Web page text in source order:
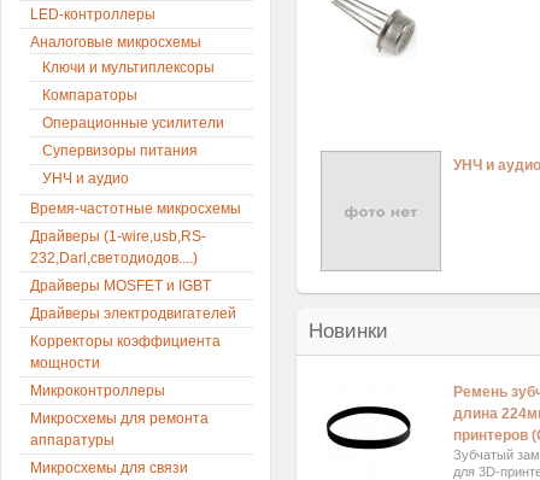
УНЧ и аудио
Новинки
Ремень
длина
принтеров
Зубчатый
для 3D-
LED-контроллеры
Аналоговые микросхемы
Ключи и мультиплексоры
Компараторы
Операционные усилители
Супервизоры питания
УНЧ и аудио
Время-частотные микросхемы
Драйверы (1-wire,usb,RS-
232,Darl,светодиодов....)
Драйверы MOSFET и IGBT
Драйверы электродвигателей
Корректоры коэффициента
мощности
Микроконтроллеры
Микросхемы для ремонта
аппаратуры
Микросхемы для связи